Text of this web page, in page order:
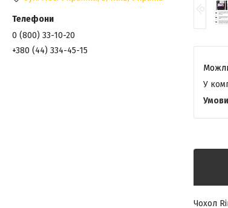
У
Чохол
0 (800) 33-10-20
+380 (44) 334-45-15